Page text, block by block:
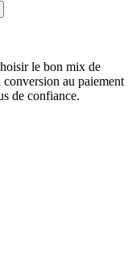
le bon mix de
au paiement
de confiance.